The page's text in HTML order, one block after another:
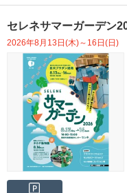
セレネサマーガーデン
2026年8月13日(木)～16日(日)